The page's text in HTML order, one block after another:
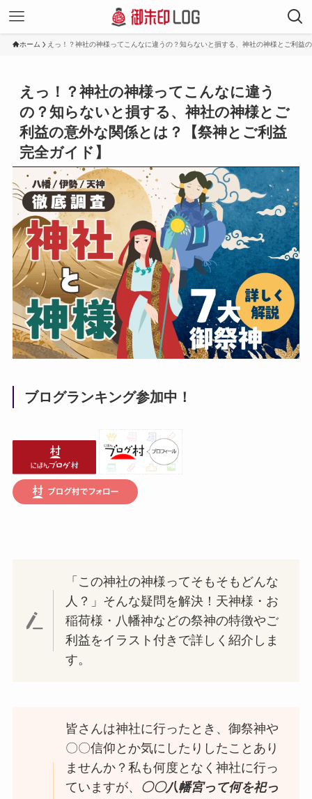
ホーム えっ！？神社の神様ってこんなに違うの？知らないと損する、神社の神様とご利益
えっ！？神社の神様ってこんなに違う
の？知らないと損する、神社の神様とご
利益の意外な関係とは？【祭神とご利益
完全ガイド】
ブログランキング参加中！
「この神社の神様ってそもそもどんな
人？」そんな疑問を解決！天神様・お
稲荷様・八幡神などの祭神の特徴やご
利益をイラスト付きで詳しく紹介しま
す。
皆さんは神社に行ったとき、御祭神や
〇〇信仰とか気にしたりしたことあり
ませんか？私も何度となく神社に行っ
ていますが、 〇〇八幡宮って何を祀っ